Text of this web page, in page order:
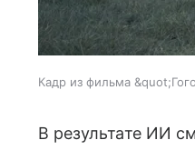
Кадр из фильма
В результате ИИ